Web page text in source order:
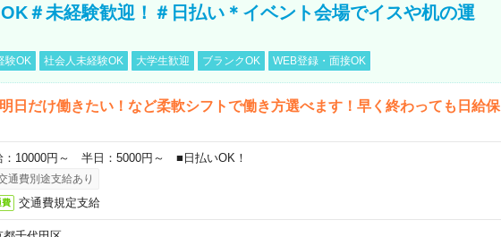
＃未経験歓迎！＃日払い＊イベント会場でイスや机の運
験OK 社会人未経験OK 大学生歓迎 ブランクOK WEB登録・面接OK
日だけ働きたい！など柔軟シフトで働き方選べます！早く終わっても日給保
：10000円～ 半日：5000円～ ■日払いOK！
通費別途支給あり
費 交通費規定支給